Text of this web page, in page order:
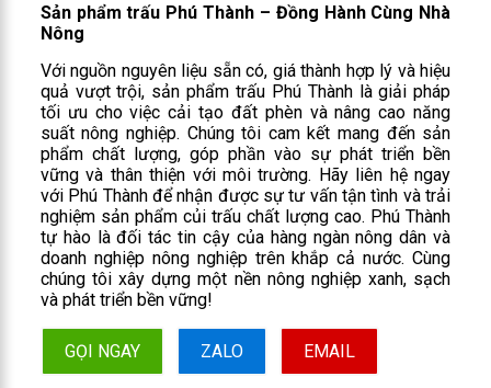
Sản phẩm trấu Phú Thành – Đồng Hành Cùng Nhà
Nông
Với nguồn nguyên liệu sẵn có, giá thành hợp lý và hiệu
quả vượt trội, sản phẩm trấu Phú Thành là giải pháp
tối ưu cho việc cải tạo đất phèn và nâng cao năng
suất nông nghiệp. Chúng tôi cam kết mang đến sản
phẩm chất lượng, góp phần vào sự phát triển bền
vững và thân thiện với môi trường. Hãy liên hệ ngay
với Phú Thành để nhận được sự tư vấn tận tình và trải
nghiệm sản phẩm củi trấu chất lượng cao. Phú Thành
tự hào là đối tác tin cậy của hàng ngàn nông dân và
doanh nghiệp nông nghiệp trên khắp cả nước. Cùng
chúng tôi xây dựng một nền nông nghiệp xanh, sạch
và phát triển bền vững!
GỌI NGAY ZALO EMAIL